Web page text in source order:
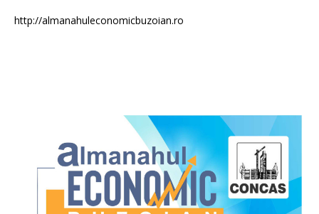
http://almanahuleconomicbuzoian.ro